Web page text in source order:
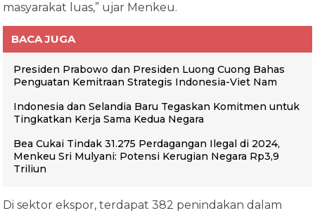
masyarakat luas,” ujar Menkeu.
BACA JUGA
Presiden Prabowo dan Presiden Luong Cuong Bahas
Penguatan Kemitraan Strategis Indonesia-Viet Nam
Indonesia dan Selandia Baru Tegaskan Komitmen untuk
Tingkatkan Kerja Sama Kedua Negara
Bea Cukai Tindak 31.275 Perdagangan Ilegal di 2024,
Menkeu Sri Mulyani: Potensi Kerugian Negara Rp3,9
Triliun
Di sektor ekspor, terdapat 382 penindakan dalam